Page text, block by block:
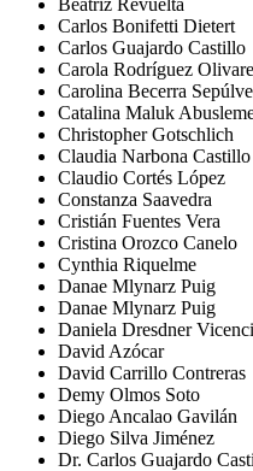
Beatriz Revuelta
Carlos Bonifetti Dietert
Carlos Guajardo Castillo
Carola Rodríguez
Carolina Becerra
Catalina Maluk
Christopher Gotschlich
Claudia Narbona Castillo
Claudio Cortés López
Constanza Saavedra
Cristián Fuentes Vera
Cristina Orozco Canelo
Cynthia Riquelme
Danae Mlynarz Puig
Danae Mlynarz Puig
Daniela Dresdner
David Azócar
David Carrillo Contreras
Demy Olmos Soto
Diego Ancalao Gavilán
Diego Silva Jiménez
Dr. Carlos Guajardo